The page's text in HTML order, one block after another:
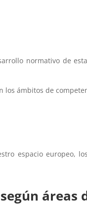
normativo de
los ámbitos de
espacio europeo,
áreas